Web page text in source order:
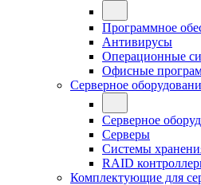
Программное
Антивирусы
Операционные
Офисные
Серверное
Серверное
Серверы
Системы
RAID
Комплектующие для